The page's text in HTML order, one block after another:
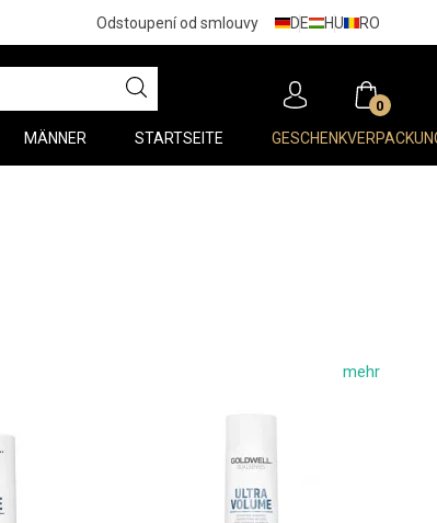
Odstoupení od smlouvy DE HU RO
0
MÄNNER STARTSEITE
Gelkonsistenz. Verwenden Sie es fürmehr